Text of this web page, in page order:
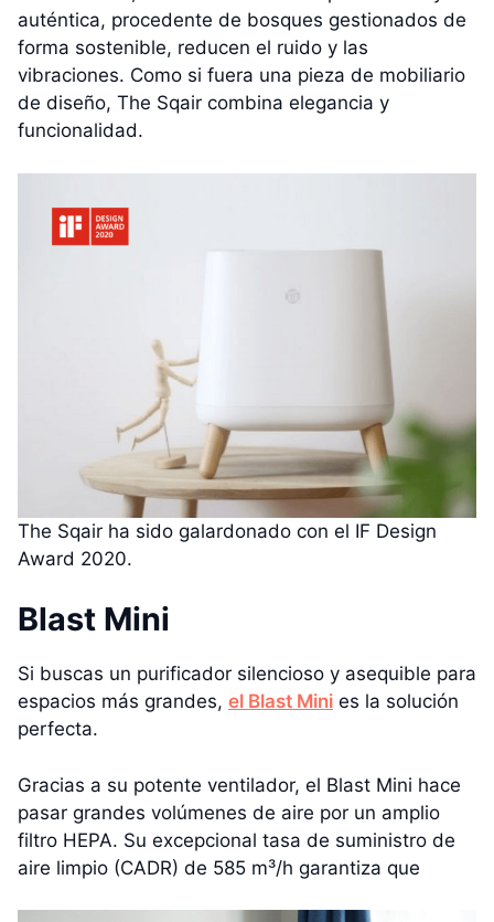
auténtica, procedente de bosques gestionados de
forma sostenible, reducen el ruido y las
vibraciones. Como si fuera una pieza de mobiliario
de diseño, The Sqair combina elegancia y
funcionalidad.
The Sqair ha sido galardonado con el IF Design
Award 2020.
Blast Mini
Si buscas un purificador silencioso y asequible para
espacios más grandes, el Blast Mini es la solución
perfecta.
Gracias a su potente ventilador, el Blast Mini hace
pasar grandes volúmenes de aire por un amplio
filtro HEPA. Su excepcional tasa de suministro de
aire limpio (CADR) de 585 m³/h garantiza que